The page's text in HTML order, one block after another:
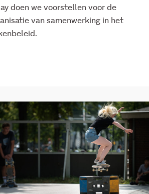
doen we voorstellen voor de
van samenwerking in het